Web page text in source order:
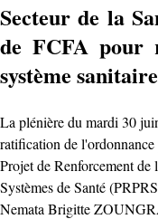
Secteur de la
de FCFA pour
système
La plénière du mardi 30
ratification de
Projet de Renforcement de
Systèmes de Santé
Nemata Brigitte